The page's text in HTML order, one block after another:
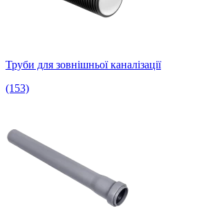
Труби для зовнішньої каналізації
(153)